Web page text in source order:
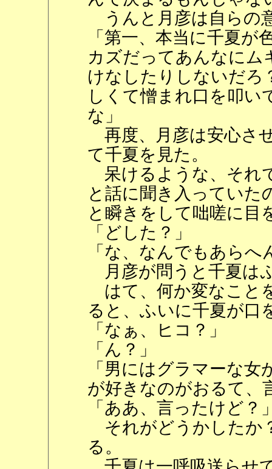
うんと月彦は自らの
「第一、本当に千夏
カズだってあんなにム
けなしたりしないだろ
しくて憎まれ口を叩い
な」
再度、月彦は安心さ
て千夏を見た。
呆けるような、それ
と話に聞き入っていた
と瞬きをして咄嗟に目
「どした？」
「な、なんでもあら
月彦が問うと千夏は
はて、何か変なこと
ると、ふいに千夏が口
「なぁ、ヒコ？」
「ん？」
「男にはグラマーな
が好きなのがおるて、
「ああ、言ったけど？
それがどうかしたか
る。